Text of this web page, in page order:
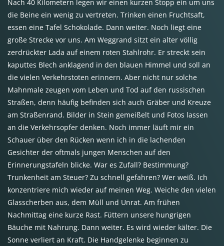
Nach 40 Kilometern legen wir einen kurzen Stopp ein um uns
die Beine ein wenig zu vertreten. Trinken einen Fruchtsaft,
essen eine Tafel Schokolade. Dann weiter. Noch liegt eine
große Strecke vor uns. Am Weggrand sitzt ein alter völlig
zerdrückter Lada auf einem roten Stahlrohr. Er streckt sein
kaputtes Blech anklagend in den blauen Himmel und soll an
die vielen Verkehrstoten erinnern. Aber nicht nur solche
Mahnmale zeugen vom Leben und Tod auf den russischen
Straßen, denn häufig befinden sich auch Gräber und Kreuze
am Straßenrand. Bilder in Stein gemeißelt und Fotos lassen
an die Verkehrsopfer denken. Noch immer läuft mir ein
Schauer über den Rücken wenn ich in die lachenden
Gesichter der oftmals jungen Menschen auf den
Erinnerungstafeln blicke. War es Zufall? Bestimmung?
Trunkenheit am Steuer? Zu schnell gefahren? Wer weiß. Ich
konzentriere mich wieder auf meinen Weg. Weiche den vielen
Glasscherben aus, dem Müll und Unrat. Am frühen
Nachmittag eine kurze Rast. Füttern unsere hungrigen
Bäuche mit Nahrung. Dann weiter. Es wird wieder kälter. Die
Sonne verliert an Kraft. Die Handgelenke beginnen zu